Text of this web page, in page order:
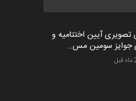
آیین اختتامیه و
جوایز سومین مس…